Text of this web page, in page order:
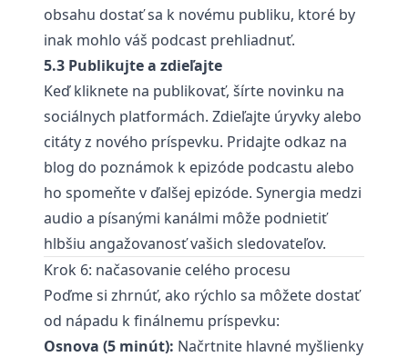
obsahu dostať sa k novému publiku, ktoré by
inak mohlo váš podcast prehliadnuť.
5.3 Publikujte a zdieľajte
Keď kliknete na publikovať, šírte novinku na
sociálnych platformách. Zdieľajte úryvky alebo
citáty z nového príspevku. Pridajte odkaz na
blog do poznámok k epizóde podcastu alebo
ho spomeňte v ďalšej epizóde. Synergia medzi
audio a písanými kanálmi môže podnietiť
hlbšiu angažovanosť vašich sledovateľov.
Krok 6: načasovanie celého procesu
Poďme si zhrnúť, ako rýchlo sa môžete dostať
od nápadu k finálnemu príspevku:
Osnova (5 minút): Načrtnite hlavné myšlienky